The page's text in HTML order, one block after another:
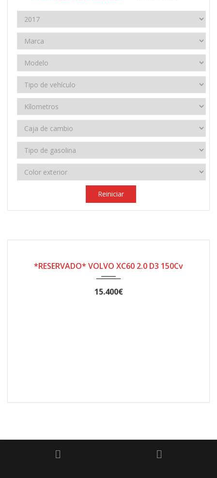
Reiniciar
*RESERVADO* VOLVO XC60 2.0 D3 150Cv
15.400€